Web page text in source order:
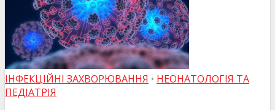
ІНФЕКЦІЙНІ ЗАХВОРЮВАННЯ • НЕОНАТОЛОГІЯ ТА
ПЕДІАТРІЯ